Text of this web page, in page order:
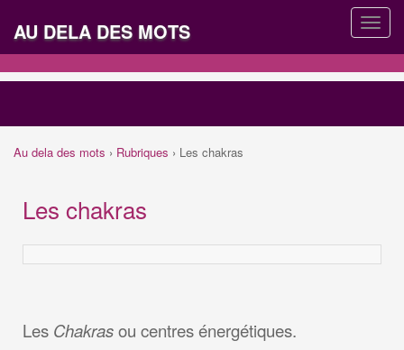
AU DELA DES MOTS
Au dela des mots › Rubriques › Les chakras
Les chakras
Les Chakrasou centres énergétiques.